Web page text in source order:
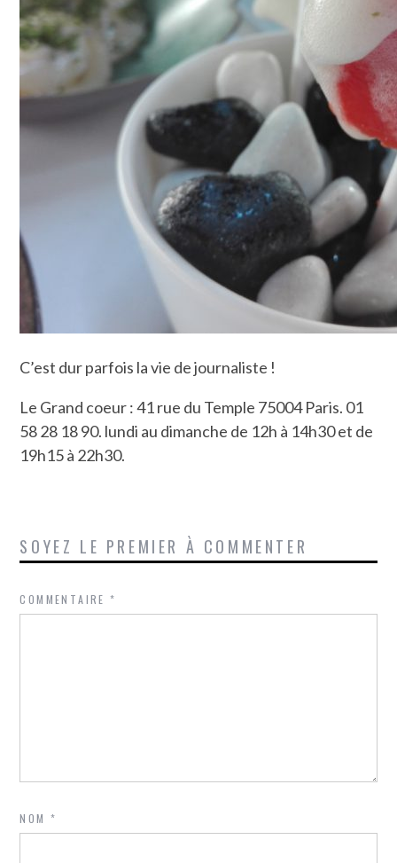
C’est dur parfois la vie de journaliste !
Le Grand coeur : 41 rue du Temple 75004 Paris. 01
58 28 18 90. lundi au dimanche de 12h à 14h30 et de
19h15 à 22h30.
SOYEZ LE PREMIER À COMMENTER
COMMENTAIRE*
NOM*